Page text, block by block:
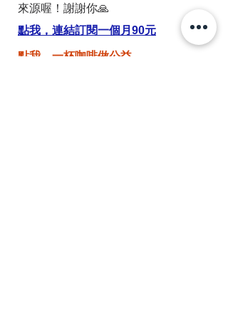
來源喔！謝謝你🙏
點我，連結訂閱一個月90元
點我，一杯咖啡做公益